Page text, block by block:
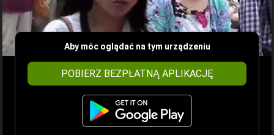
Aby móc oglądać na tym urządzeniu
POBIERZ BEZPŁATNĄ APLIKACJĘ